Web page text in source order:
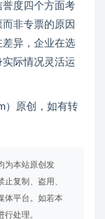
度四个方面考
非专票的原因
异，企业在选
际情况灵活运
）原创，如有转
为本站原创发
复制、盗用、
体平台。如若本
处理。